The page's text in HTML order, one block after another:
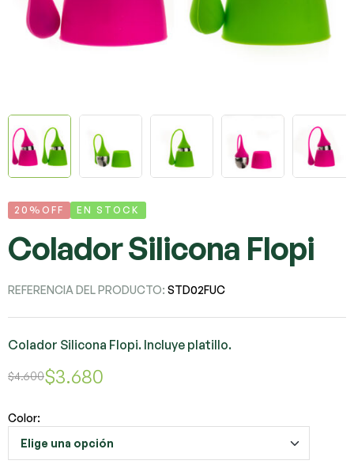
20%OFF EN STOCK
Colador Silicona Flopi
REFERENCIA DEL PRODUCTO: STD02FUC
Colador Silicona Flopi. Incluye platillo.
$4.600$3.680
Color: